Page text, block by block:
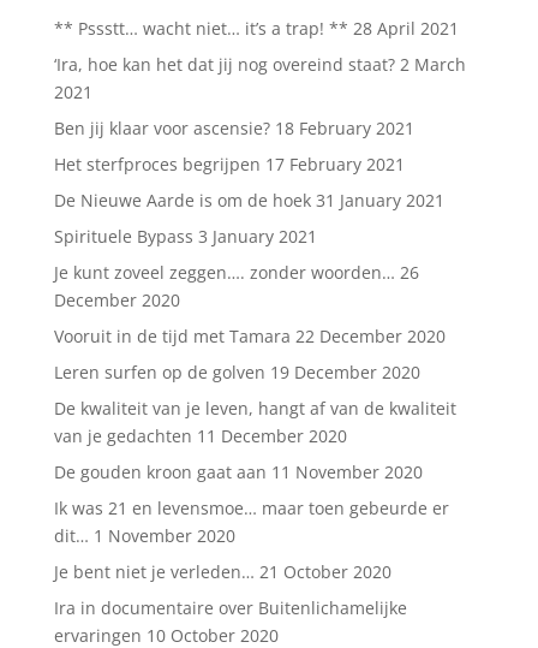
** Pssstt… wacht niet… it’s a trap! ** 28 April 2021
‘Ira, hoe kan het dat jij nog overeind staat? 2 March
2021
Ben jij klaar voor ascensie? 18 February 2021
Het sterfproces begrijpen 17 February 2021
De Nieuwe Aarde is om de hoek 31 January 2021
Spirituele Bypass 3 January 2021
Je kunt zoveel zeggen…. zonder woorden… 26
December 2020
Vooruit in de tijd met Tamara 22 December 2020
Leren surfen op de golven 19 December 2020
De kwaliteit van je leven, hangt af van de kwaliteit
van je gedachten 11 December 2020
De gouden kroon gaat aan 11 November 2020
Ik was 21 en levensmoe… maar toen gebeurde er
dit… 1 November 2020
Je bent niet je verleden… 21 October 2020
Ira in documentaire over Buitenlichamelijke
ervaringen 10 October 2020